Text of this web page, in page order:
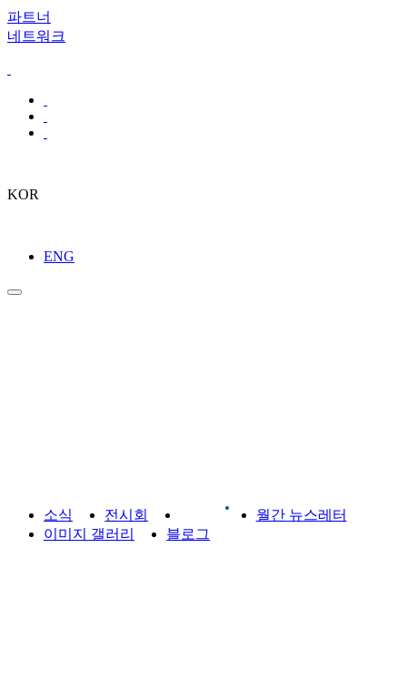
파트너
네트워크
KOR
ENG
소식 전시회
월간 뉴스레터
이미지 갤러리
블로그